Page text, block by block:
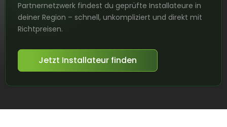
Partnernetzwerk findest du geprüfte Installateure in
deiner Region – schnell, unkompliziert und direkt mit
Richtpreisen.
Jetzt Installateur finden